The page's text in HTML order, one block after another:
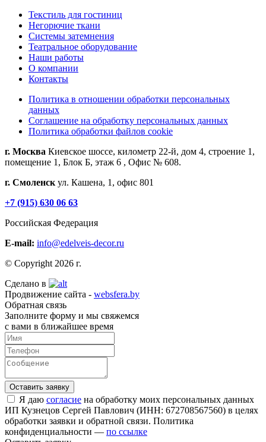
Текстиль для гостиниц
Негорючие ткани
Системы затемнения
Театральное оборудование
Наши работы
О компании
Контакты
Политика в отношении обработки персональных
данных
Соглашение на обработку персональных данных
Политика обработки файлов cookie
г. Москва Киевское шоссе, километр 22-й, дом 4, строение 1,
помещение 1, Блок Б, этаж 6 , Офис № 608.
г. Смоленск ул. Кашена, 1, офис 801
+7 (915) 630 06 63
Российская Федерация
E-mail: info@edelveis-decor.ru
© Copyright 2026 г.
Сделано в
Продвижение сайта - websfera.by
Обратная связь
Заполните форму и мы свяжемся
с вами в ближайшее время
Я даю согласие на обработку моих персональных данных
ИП Кузнецов Сергей Павлович (ИНН: 672708567560) в целях
обработки заявки и обратной связи. Политика
конфиденциальности — по ссылке